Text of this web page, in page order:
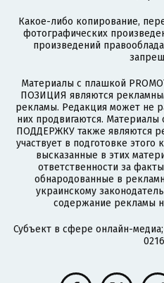
Какое-либо копирование,
фотографических
произведений
Материалы с плашкой
ПОЗИЦИЯ являются
рекламы. Редакция может не
них продвигаются.
ПОДДЕРЖКУ также являются
участвует в подготовке этого
высказанные в этих
ответственности за
обнародованные в
украинскому
содержание рекламы
Субъект в сфере онлайн-